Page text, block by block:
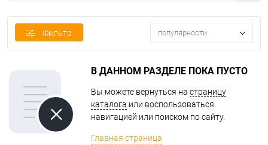
Фильтр популярности
В ДАННОМ РАЗДЕЛЕ ПОКА ПУСТО
Вы можете вернуться на страницу
каталога или воспользоваться
навигацией или поиском по сайту.
Главная страница